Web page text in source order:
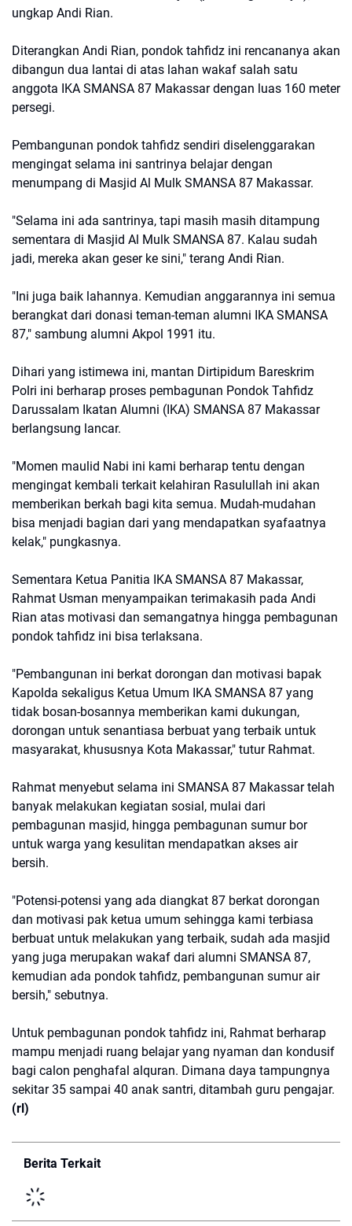
ungkap Andi Rian.
Diterangkan Andi Rian, pondok tahfidz ini rencananya akan
dibangun dua lantai di atas lahan wakaf salah satu
anggota IKA SMANSA 87 Makassar dengan luas 160 meter
persegi.
Pembangunan pondok tahfidz sendiri diselenggarakan
mengingat selama ini santrinya belajar dengan
menumpang di Masjid Al Mulk SMANSA 87 Makassar.
"Selama ini ada santrinya, tapi masih masih ditampung
sementara di Masjid Al Mulk SMANSA 87. Kalau sudah
jadi, mereka akan geser ke sini," terang Andi Rian.
"Ini juga baik lahannya. Kemudian anggarannya ini semua
berangkat dari donasi teman-teman alumni IKA SMANSA
87," sambung alumni Akpol 1991 itu.
Dihari yang istimewa ini, mantan Dirtipidum Bareskrim
Polri ini berharap proses pembagunan Pondok Tahfidz
Darussalam Ikatan Alumni (IKA) SMANSA 87 Makassar
berlangsung lancar.
"Momen maulid Nabi ini kami berharap tentu dengan
mengingat kembali terkait kelahiran Rasulullah ini akan
memberikan berkah bagi kita semua. Mudah-mudahan
bisa menjadi bagian dari yang mendapatkan syafaatnya
kelak," pungkasnya.
Sementara Ketua Panitia IKA SMANSA 87 Makassar,
Rahmat Usman menyampaikan terimakasih pada Andi
Rian atas motivasi dan semangatnya hingga pembagunan
pondok tahfidz ini bisa terlaksana.
"Pembangunan ini berkat dorongan dan motivasi bapak
Kapolda sekaligus Ketua Umum IKA SMANSA 87 yang
tidak bosan-bosannya memberikan kami dukungan,
dorongan untuk senantiasa berbuat yang terbaik untuk
masyarakat, khususnya Kota Makassar," tutur Rahmat.
Rahmat menyebut selama ini SMANSA 87 Makassar telah
banyak melakukan kegiatan sosial, mulai dari
pembagunan masjid, hingga pembagunan sumur bor
untuk warga yang kesulitan mendapatkan akses air
bersih.
"Potensi-potensi yang ada diangkat 87 berkat dorongan
dan motivasi pak ketua umum sehingga kami terbiasa
berbuat untuk melakukan yang terbaik, sudah ada masjid
yang juga merupakan wakaf dari alumni SMANSA 87,
kemudian ada pondok tahfidz, pembangunan sumur air
bersih," sebutnya.
Untuk pembagunan pondok tahfidz ini, Rahmat berharap
mampu menjadi ruang belajar yang nyaman dan kondusif
bagi calon penghafal alquran. Dimana daya tampungnya
sekitar 35 sampai 40 anak santri, ditambah guru pengajar.
(rl)
Berita Terkait